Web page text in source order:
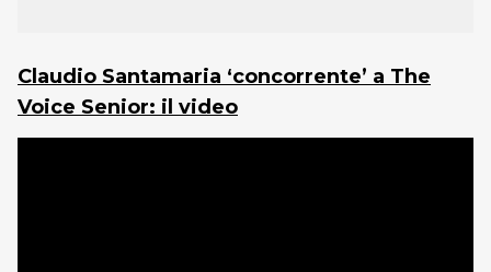
Claudio Santamaria ‘concorrente’ a The
Voice Senior: il video